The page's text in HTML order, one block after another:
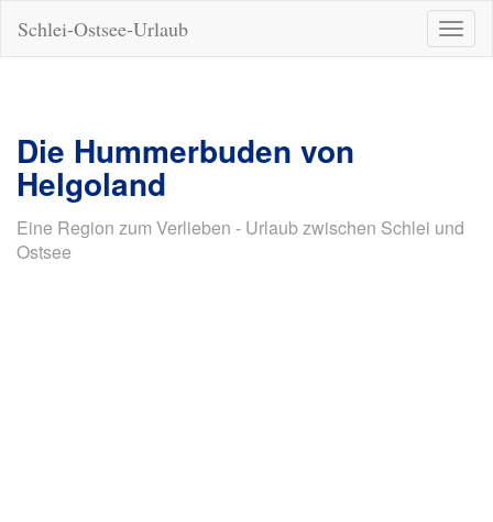
ein-/
Schlei-Ostsee-Urlaub
Die Hummerbuden von
Helgoland
Eine Region zum Verlieben - Urlaub zwischen Schlei und
Ostsee